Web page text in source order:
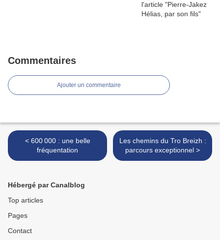
Commentaires
Ajouter un commentaire
< 600 000 : une belle
fréquentation
Les chemins du Tro Breizh :
parcours exceptionnel >
Hébergé par Canalblog
Top articles
Pages
Contact